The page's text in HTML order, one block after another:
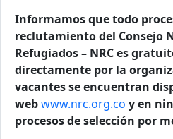
Informamos que todo
reclutamiento del Consejo
Refugiados – NRC es
directamente por la
vacantes se encuentran
webwww.nrc.org.co y en
procesos de selección por